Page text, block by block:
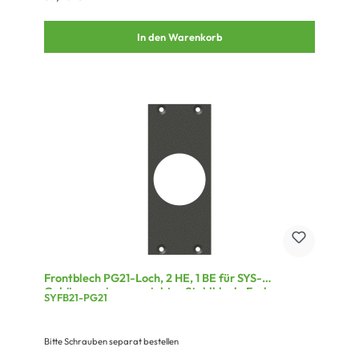
In den Warenkorb
Frontblech PG21-Loch, 2 HE, 1 BE für SYS-
Gehäuseserien, verzinktes Stahlblech, Farbe: grau
SYFB21-PG21
Bitte Schrauben separat bestellen